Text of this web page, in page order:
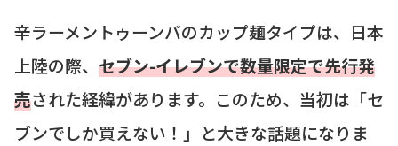
辛ラーメントゥーンバのカップ麺タイプは、日本
上陸の際、 セブン-イレブンで数量限定で先行発
売された経緯があります。このため、当初は「セ
ブンでしか買えない！」と大きな話題になりま